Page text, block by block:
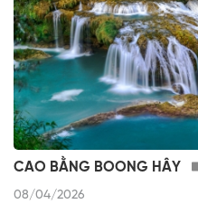
CAO BẰNG BOONG HÂY
08/04/2026